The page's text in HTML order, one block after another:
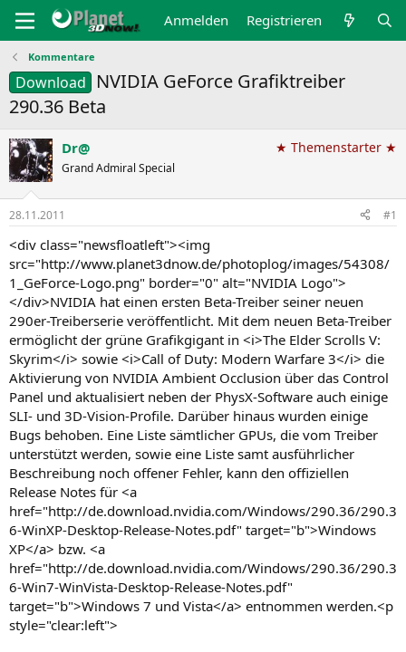
Anmelden Registrieren
Kommentare
Download
NVIDIA GeForce Grafiktreiber
290.36 Beta
Dr@
Grand Admiral Special
★ Themenstarter ★
28.11.2011 #1
<div class="newsfloatleft"><img
src="http://www.planet3dnow.de/photoplog/images/54308/
1_GeForce-Logo.png" border="0" alt="NVIDIA Logo">
</div>NVIDIA hat einen ersten Beta-Treiber seiner neuen
290er-Treiberserie veröffentlicht. Mit dem neuen Beta-Treiber
ermöglicht der grüne Grafikgigant in <i>The Elder Scrolls V:
Skyrim</i> sowie <i>Call of Duty: Modern Warfare 3</i> die
Aktivierung von NVIDIA Ambient Occlusion über das Control
Panel und aktualisiert neben der PhysX-Software auch einige
SLI- und 3D-Vision-Profile. Darüber hinaus wurden einige
Bugs behoben. Eine Liste sämtlicher GPUs, die vom Treiber
unterstützt werden, sowie eine Liste samt ausführlicher
Beschreibung noch offener Fehler, kann den offiziellen
Release Notes für <a
href="http://de.download.nvidia.com/Windows/290.36/290.3
6-WinXP-Desktop-Release-Notes.pdf" target="b">Windows
XP</a> bzw. <a
href="http://de.download.nvidia.com/Windows/290.36/290.3
6-Win7-WinVista-Desktop-Release-Notes.pdf"
target="b">Windows 7 und Vista</a> entnommen werden.<p
style="clear:left">